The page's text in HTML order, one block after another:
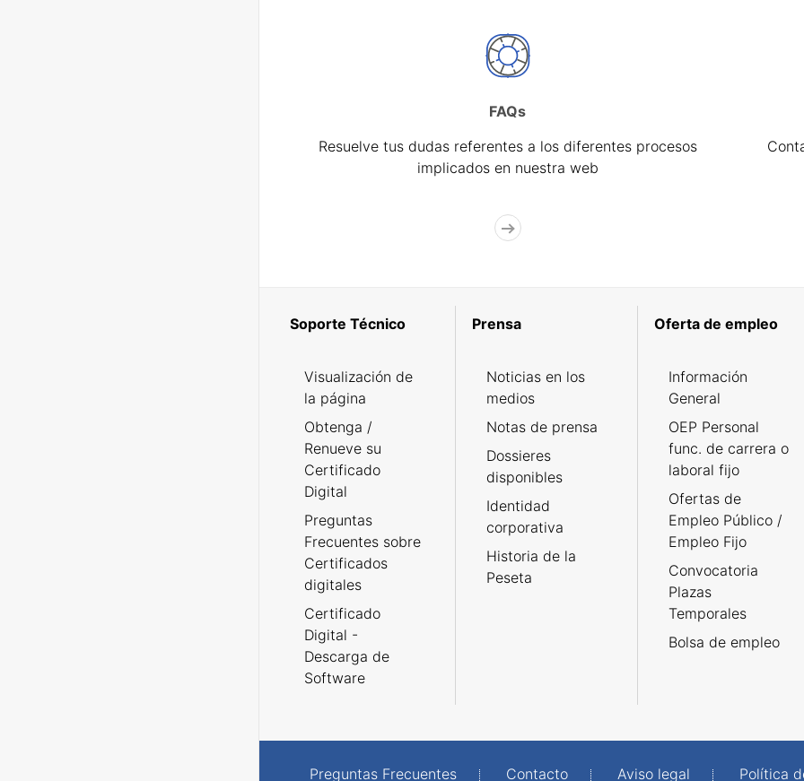
FAQs
Resuelve tus dudas referentes a los diferentes procesos
implicados en nuestra web
Soporte Técnico
Visualización de
la página
Obtenga /
Renueve su
Certificado
Digital
Preguntas
Frecuentes sobre
Certificados
digitales
Certificado
Digital -
Descarga de
Software
Prensa
Noticias en los
medios
Notas de prensa
Dossieres
disponibles
Identidad
corporativa
Historia de la
Peseta
Oferta de empleo
Información
General
OEP Personal
func. de carrera o
laboral fijo
Ofertas de
Empleo Público /
Empleo Fijo
Convocatoria
Plazas
Temporales
Bolsa de empleo
Preguntas Frecuentes Contacto Aviso legal Política